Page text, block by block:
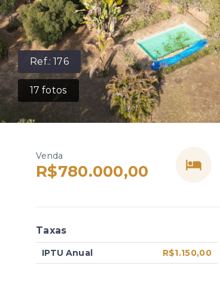
Ref.:176
17 fotos
Venda
R$780.000,00
Taxas
IPTU Anual R$1.150,00